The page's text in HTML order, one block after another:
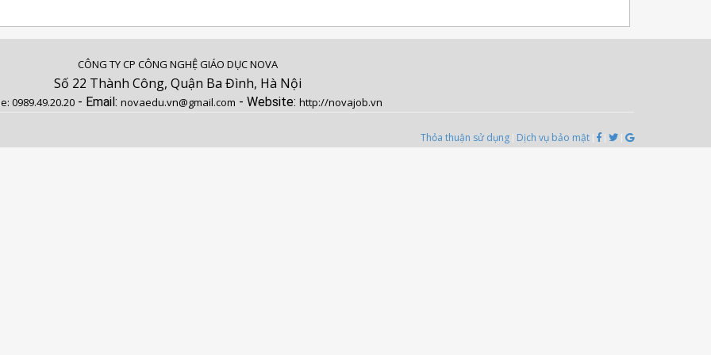
CÔNG TY CP CÔNG NGHỆ GIÁO DỤC NOVA
Số 22 Thành Công, Quận Ba Đình, Hà Nội
0989.49.20.20 - Email: novaedu.vn@gmail.com - Website: http://novajob.vn
Thỏa thuận sử dụng Dịch vụ bảo mật